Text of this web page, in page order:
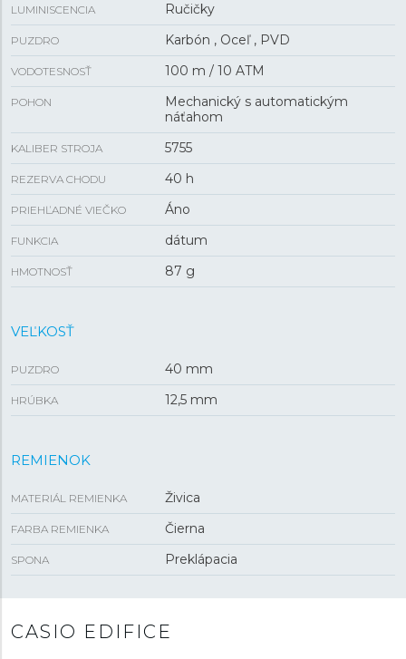
LUMINISCENCIA Ručičky
PUZDRO Karbón , Oceľ , PVD
VODOTESNOSŤ 100 m / 10 ATM
POHON
Mechanický s automatickým
náťahom
KALIBER STROJA 5755
REZERVA CHODU 40 h
PRIEHĽADNÉ VIEČKO Áno
FUNKCIA dátum
HMOTNOSŤ 87 g
VEĽKOSŤ
PUZDRO 40 mm
HRÚBKA 12,5 mm
REMIENOK
MATERIÁL REMIENKA Živica
FARBA REMIENKA Čierna
SPONA Preklápacia
CASIO EDIFICE